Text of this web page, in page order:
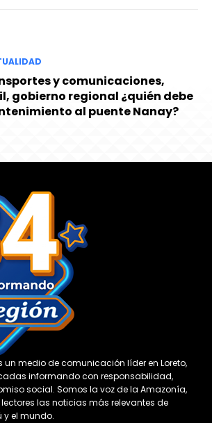
y comunicaciones,
gobierno regional ¿quién debe
al puente Nanay?
un medio de comunicación líder en Loreto,
informando con responsabilidad,
social. Somos la voz de la Amazonía,
las noticias más relevantes de
y el mundo.